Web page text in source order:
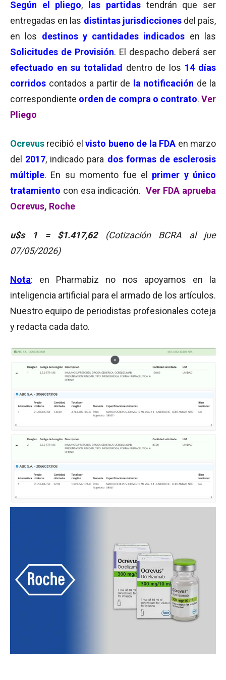
Según el pliego, las partidastendrán que ser
entregadas en las distintas jurisdiccionesdel país,
en los destinos y cantidades indicados en las
Solicitudes de Provisión. El despacho deberá ser
efectuado en su totalidad dentro de los 14 días
corridos contados a partir de la notificación de la
correspondiente orden de compra o contrato.Ver
Pliego
Ocrevus recibió el visto bueno de la FDA en marzo
del 2017, indicado para dos formas de esclerosis
múltiple. En su momento fue el primer y único
tratamiento con esa indicación. Ver FDA aprueba
Ocrevus, Roche
u$s 1 = $1.417,62
(Cotización BCRA al jue
07/05/2026)
Nota: en Pharmabiz no nos apoyamos en la
inteligencia artificial para el armado de los artículos.
Nuestro equipo de periodistas profesionales coteja
y redacta cada dato.